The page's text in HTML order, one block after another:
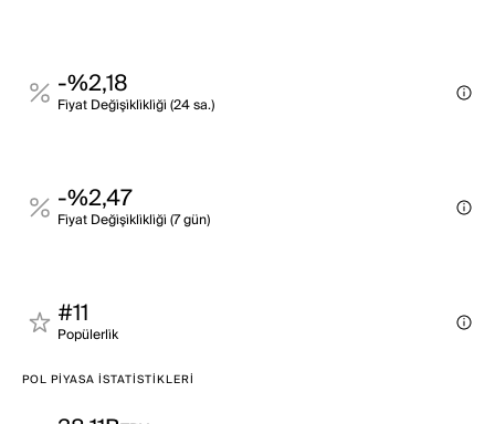
-%2,18
Fi̇yat Deği̇şi̇kli̇kli̇ği̇ (24 sa.)
-%2,47
Fi̇yat Deği̇şi̇kli̇kli̇ği̇ (7 gün)
#11
Popülerli̇k
POL PIYASA İSTATISTIKLERI